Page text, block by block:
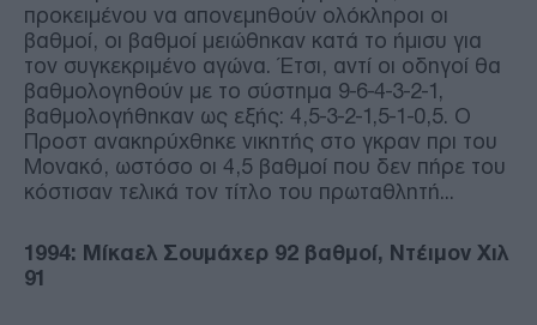
προκειμένου να απονεμηθούν ολόκληροι οι
βαθμοί, οι βαθμοί μειώθηκαν κατά το ήμισυ για
τον συγκεκριμένο αγώνα. Έτσι, αντί οι οδηγοί θα
βαθμολογηθούν με το σύστημα 9-6-4-3-2-1,
βαθμολογήθηκαν ως εξής: 4,5-3-2-1,5-1-0,5. Ο
Προστ ανακηρύχθηκε νικητής στο γκραν πρι του
Μονακό, ωστόσο οι 4,5 βαθμοί που δεν πήρε του
κόστισαν τελικά τον τίτλο του πρωταθλητή...
1994: Μίκαελ Σουμάχερ 92 βαθμοί, Ντέιμον Χιλ
91